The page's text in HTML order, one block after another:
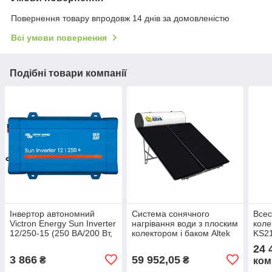
Повернення товару впродовж 14 днів за домовленістю
Всі умови повернення
Подібні товари компанії
Інвертор автономний
Victron Energy Sun Inverter
12/250-15 (250 ВА/200 Вт,
3 866 ₴
Система сонячного
нагрівання води з плоским
колектором і баком Altek
59 952,05₴
24